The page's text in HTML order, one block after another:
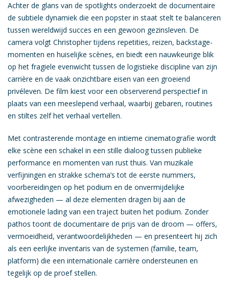
Achter de glans van de spotlights onderzoekt de documentaire
de subtiele dynamiek die een popster in staat stelt te balanceren
tussen wereldwijd succes en een gewoon gezinsleven. De
camera volgt Christopher tijdens repetities, reizen, backstage-
momenten en huiselijke scènes, en biedt een nauwkeurige blik
op het fragiele evenwicht tussen de logistieke discipline van zijn
carrière en de vaak onzichtbare eisen van een groeiend
privéleven. De film kiest voor een observerend perspectief in
plaats van een meeslepend verhaal, waarbij gebaren, routines
en stiltes zelf het verhaal vertellen.
Met contrasterende montage en intieme cinematografie wordt
elke scène een schakel in een stille dialoog tussen publieke
performance en momenten van rust thuis. Van muzikale
verfijningen en strakke schema’s tot de eerste nummers,
voorbereidingen op het podium en de onvermijdelijke
afwezigheden — al deze elementen dragen bij aan de
emotionele lading van een traject buiten het podium. Zonder
pathos toont de documentaire de prijs van de droom — offers,
vermoeidheid, verantwoordelijkheden — en presenteert hij zich
als een eerlijke inventaris van de systemen (familie, team,
platform) die een internationale carrière ondersteunen en
tegelijk op de proef stellen.